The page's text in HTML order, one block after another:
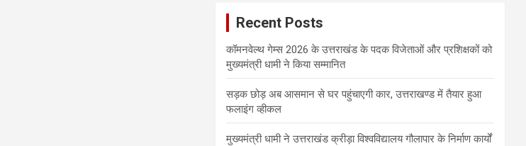
Recent Posts
कॉमनवेल्थ गेम्स 2026 के उत्तराखंड के पदक विजेताओं और प्रशिक्षकों को
मुख्यमंत्री धामी ने किया सम्मानित
सड़क छोड़ अब आसमान से घर पहुंचाएगी कार, उत्तराखण्ड में तैयार हुआ
फलाइंग व्हीकल
मुख्यमंत्री धामी ने उत्तराखंड क्रीड़ा विश्वविद्यालय गौलापार के निर्माण कार्यों